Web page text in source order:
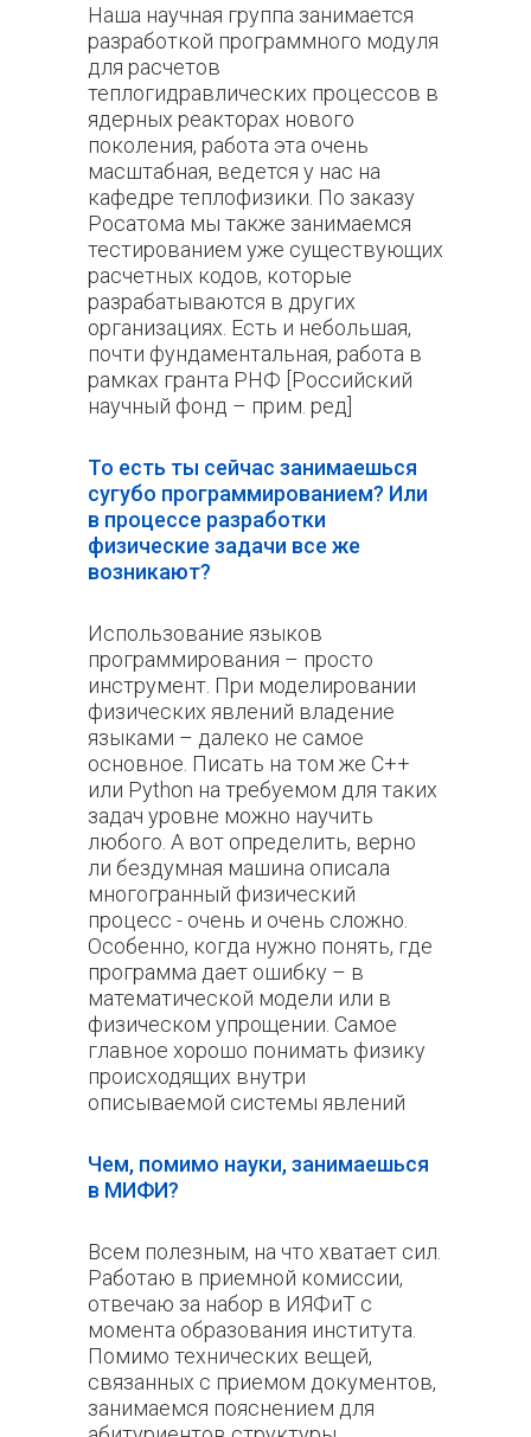
Наша научная группа занимается
разработкой программного модуля
для расчетов
теплогидравлических процессов в
ядерных реакторах нового
поколения, работа эта очень
масштабная, ведется у нас на
кафедре теплофизики. По заказу
Росатома мы также занимаемся
тестированием уже существующих
расчетных кодов, которые
разрабатываются в других
организациях. Есть и небольшая,
почти фундаментальная, работа в
рамках гранта РНФ [Российский
научный фонд – прим. ред]
То есть ты сейчас занимаешься
сугубо программированием? Или
в процессе разработки
физические задачи все же
возникают?
Использование языков
программирования – просто
инструмент. При моделировании
физических явлений владение
языками – далеко не самое
основное. Писать на том же С++
или Python на требуемом для таких
задач уровне можно научить
любого. А вот определить, верно
ли бездумная машина описала
многогранный физический
процесс - очень и очень сложно.
Особенно, когда нужно понять, где
программа дает ошибку – в
математической модели или в
физическом упрощении. Самое
главное хорошо понимать физику
происходящих внутри
описываемой системы явлений
Чем, помимо науки, занимаешься
в МИФИ?
Всем полезным, на что хватает сил.
Работаю в приемной комиссии,
отвечаю за набор в ИЯФиТ с
момента образования института.
Помимо технических вещей,
связанных с приемом документов,
занимаемся пояснением для